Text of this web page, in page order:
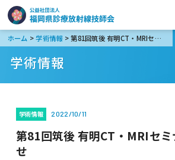
ホーム >学術情報 > 第81回筑後 有明CT・MRIセミナーのお知らせ
学術情報
学術情報 2022/10/11
第81回筑後 有明CT・MRIセ
せ